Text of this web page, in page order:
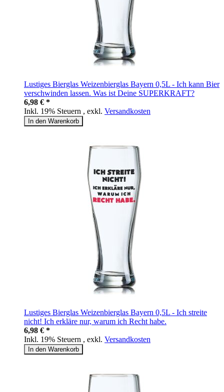
Lustiges Bierglas Weizenbierglas Bayern 0,5L - Ich kann Bier
verschwinden lassen. Was ist Deine SUPERKRAFT?
6,98 € *
Inkl. 19% Steuern , exkl. Versandkosten
In den Warenkorb
Lustiges Bierglas Weizenbierglas Bayern 0,5L - Ich streite
nicht! Ich erkläre nur, warum ich Recht habe.
6,98 € *
Inkl. 19% Steuern , exkl. Versandkosten
In den Warenkorb